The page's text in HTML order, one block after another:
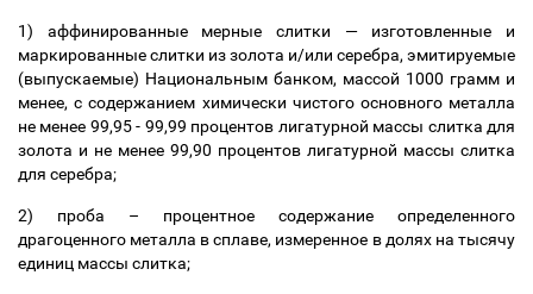
1) аффинированные мерные слитки —изготовленные и
маркированные слитки из золота и/или серебра, эмитируемые
(выпускаемые) Национальным банком, массой 1000 грамм и
менее, с содержанием химически чистого основного металла
не менее 99,95 - 99,99 процентов лигатурной массы слитка для
золота и не менее 99,90 процентов лигатурной массы слитка
для серебра;
2) проба – процентное содержание определенного
драгоценного металла в сплаве, измеренное в долях на тысячу
единиц массы слитка;